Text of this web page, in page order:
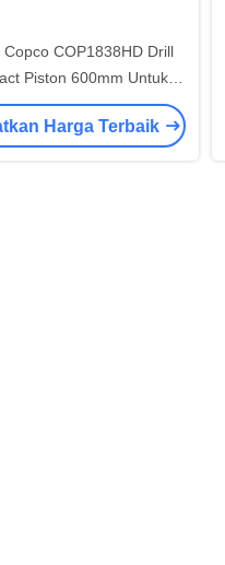
Copco COP1838HD Drill
Piston 600mm Untuk
Pengeboran Bangku
Harga Terbaik